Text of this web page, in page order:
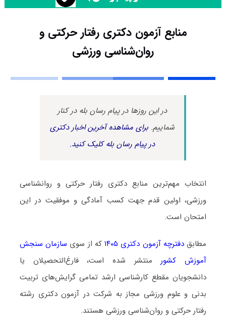
منابع آزمون دکتری رفتار حرکتی و
روان‌شناسی ورزشی
در این روزها در پیام رسان بله در کنار
شماییم.برای مشاهده آخرین اخبار دکتری
در پیام رسان بله کلیک کنید.
انتخاب مهم‌ترین منابع دکتری رفتار حرکتی و روانشناسی
ورزشی، اولین قدم جهت کسب آمادگی و موفقیت در این
امتحان است.
مطابقدفترچه آزمون دکتری ۱۴۰۵ که از سوی سازمان سنجش
آموزش کشورمنتشر شده است، فارغ‌التحصیلان یا
دانشجویان مقطع کارشناسی ارشد تمامی گرایش‌های تربیت
بدنی و علوم ورزشی مجاز به شرکت در آزمون دکتری رشته
رفتار حرکتی و روان‌شناسی ورزشی هستند.